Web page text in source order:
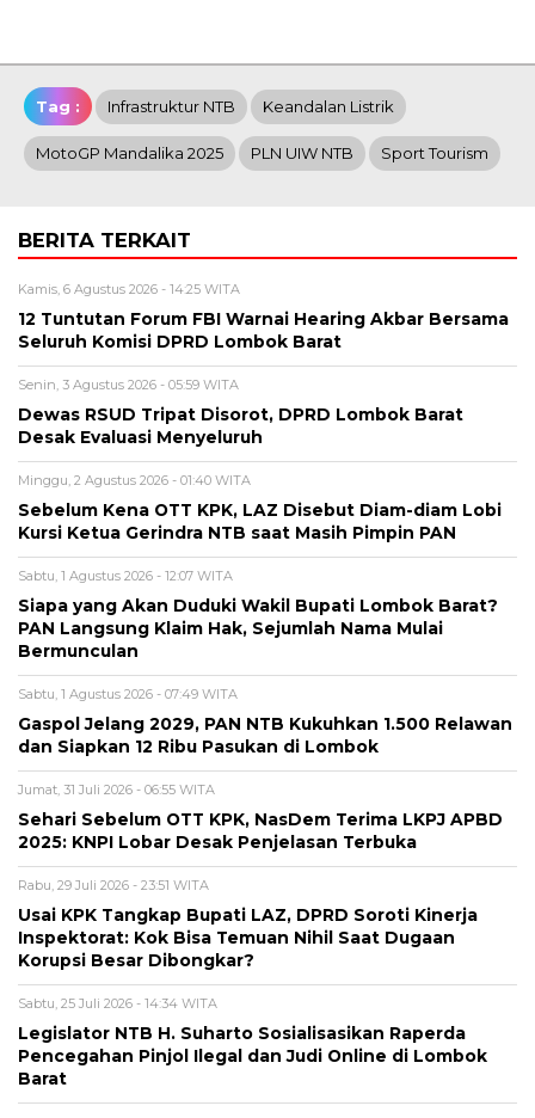
Tag : Infrastruktur NTB Keandalan Listrik
MotoGP Mandalika 2025 PLN UIW NTB Sport Tourism
BERITA TERKAIT
Kamis, 6 Agustus 2026 - 14:25 WITA
12 Tuntutan Forum FBI Warnai Hearing Akbar Bersama
Seluruh Komisi DPRD Lombok Barat
Senin, 3 Agustus 2026 - 05:59 WITA
Dewas RSUD Tripat Disorot, DPRD Lombok Barat
Desak Evaluasi Menyeluruh
Minggu, 2 Agustus 2026 - 01:40 WITA
Sebelum Kena OTT KPK, LAZ Disebut Diam-diam Lobi
Kursi Ketua Gerindra NTB saat Masih Pimpin PAN
Sabtu, 1 Agustus 2026 - 12:07 WITA
Siapa yang Akan Duduki Wakil Bupati Lombok Barat?
PAN Langsung Klaim Hak, Sejumlah Nama Mulai
Bermunculan
Sabtu, 1 Agustus 2026 - 07:49 WITA
Gaspol Jelang 2029, PAN NTB Kukuhkan 1.500 Relawan
dan Siapkan 12 Ribu Pasukan di Lombok
Jumat, 31 Juli 2026 - 06:55 WITA
Sehari Sebelum OTT KPK, NasDem Terima LKPJ APBD
2025: KNPI Lobar Desak Penjelasan Terbuka
Rabu, 29 Juli 2026 - 23:51 WITA
Usai KPK Tangkap Bupati LAZ, DPRD Soroti Kinerja
Inspektorat: Kok Bisa Temuan Nihil Saat Dugaan
Korupsi Besar Dibongkar?
Sabtu, 25 Juli 2026 - 14:34 WITA
Legislator NTB H. Suharto Sosialisasikan Raperda
Pencegahan Pinjol Ilegal dan Judi Online di Lombok
Barat